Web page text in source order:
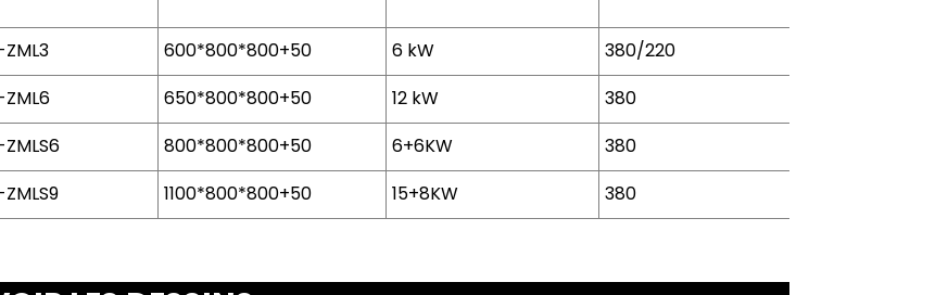
600*800*800+50 6 kW 380/220
ZML6
650*800*800+50 12 kW 380
800*800*800+50 6+6KW 380
1100*800*800+50 15+8KW 380